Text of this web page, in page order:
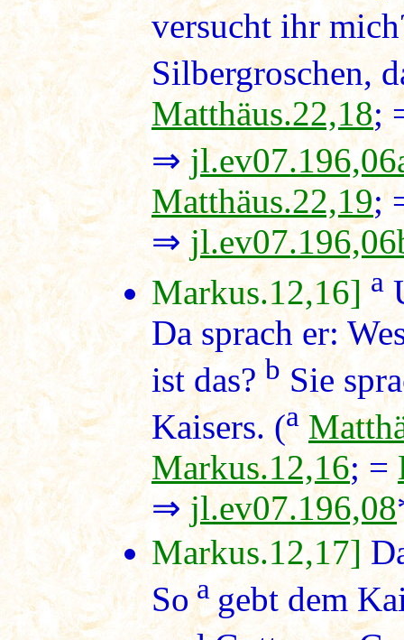
versucht ihr
Silbergroschen,
Matthäus.22,18;
⇒
Matthäus.22,19;
⇒
Markus.12,16] a
Da sprach er:
ist das?b Sie
Kaisers. (a
Markus.12,16; =
⇒jl.ev07.196,08
Markus.12,17]
Soa gebt dem